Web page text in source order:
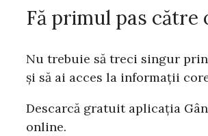
Fă primul pas către
Nu trebuie să treci singur
și să ai acces la informații
Descarcă gratuit aplicația
online.